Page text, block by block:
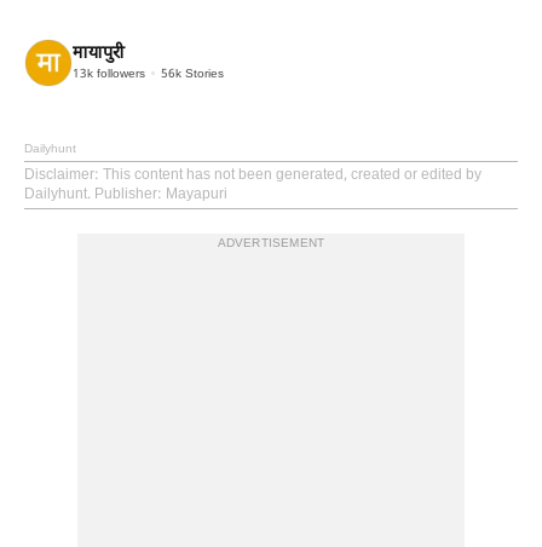
मायापुरी
13k followers 56k Stories
Dailyhunt
Disclaimer: This content has not been generated, created or edited by
Dailyhunt. Publisher: Mayapuri
ADVERTISEMENT